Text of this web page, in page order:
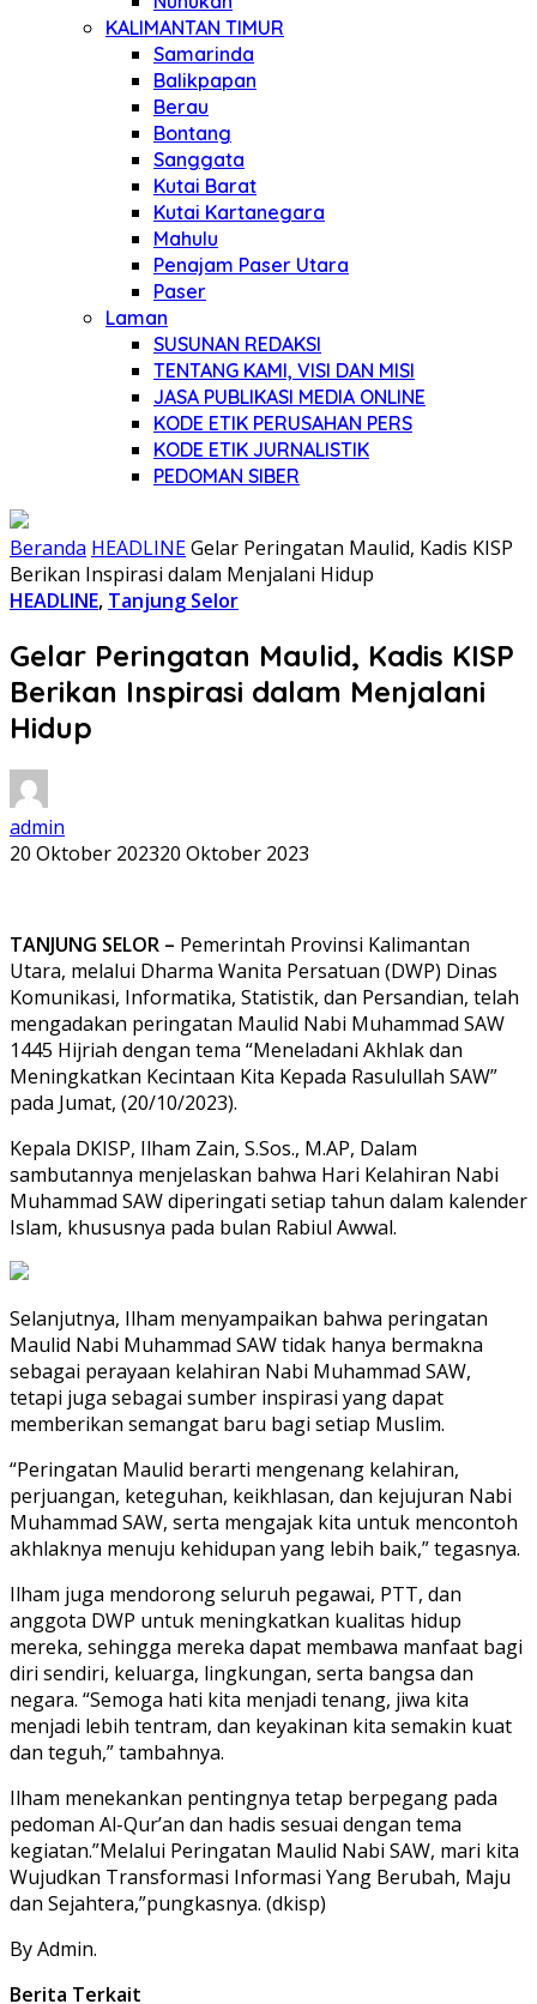
KALIMANTAN TIMUR
Samarinda
Balikpapan
Berau
Bontang
Sanggata
Kutai Barat
Kutai Kartanegara
Mahulu
Penajam Paser Utara
Paser
Laman
SUSUNAN REDAKSI
TENTANG KAMI, VISI DAN MISI
JASA PUBLIKASI MEDIA ONLINE
KODE ETIK PERUSAHAN PERS
KODE ETIK JURNALISTIK
PEDOMAN SIBER
Beranda HEADLINEGelar Peringatan Maulid, Kadis KISP
Berikan Inspirasi dalam Menjalani Hidup
HEADLINE, Tanjung Selor
Gelar Peringatan Maulid, Kadis KISP
Berikan Inspirasi dalam Menjalani
Hidup
admin
20 Oktober 202320 Oktober 2023
TANJUNG SELOR – Pemerintah Provinsi Kalimantan
Utara, melalui Dharma Wanita Persatuan (DWP) Dinas
Komunikasi, Informatika, Statistik, dan Persandian, telah
mengadakan peringatan Maulid Nabi Muhammad SAW
1445 Hijriah dengan tema “Meneladani Akhlak dan
Meningkatkan Kecintaan Kita Kepada Rasulullah SAW”
pada Jumat, (20/10/2023).
Kepala DKISP, Ilham Zain, S.Sos., M.AP, Dalam
sambutannya menjelaskan bahwa Hari Kelahiran Nabi
Muhammad SAW diperingati setiap tahun dalam kalender
Islam, khususnya pada bulan Rabiul Awwal.
Selanjutnya, Ilham menyampaikan bahwa peringatan
Maulid Nabi Muhammad SAW tidak hanya bermakna
sebagai perayaan kelahiran Nabi Muhammad SAW,
tetapi juga sebagai sumber inspirasi yang dapat
memberikan semangat baru bagi setiap Muslim.
“Peringatan Maulid berarti mengenang kelahiran,
perjuangan, keteguhan, keikhlasan, dan kejujuran Nabi
Muhammad SAW, serta mengajak kita untuk mencontoh
akhlaknya menuju kehidupan yang lebih baik,” tegasnya.
Ilham juga mendorong seluruh pegawai, PTT, dan
anggota DWP untuk meningkatkan kualitas hidup
mereka, sehingga mereka dapat membawa manfaat bagi
diri sendiri, keluarga, lingkungan, serta bangsa dan
negara. “Semoga hati kita menjadi tenang, jiwa kita
menjadi lebih tentram, dan keyakinan kita semakin kuat
dan teguh,” tambahnya.
Ilham menekankan pentingnya tetap berpegang pada
pedoman Al-Qur’an dan hadis sesuai dengan tema
kegiatan.”Melalui Peringatan Maulid Nabi SAW, mari kita
Wujudkan Transformasi Informasi Yang Berubah, Maju
dan Sejahtera,”pungkasnya. (dkisp)
By Admin.
Berita Terkait